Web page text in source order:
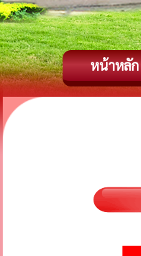
หน้าหลัก